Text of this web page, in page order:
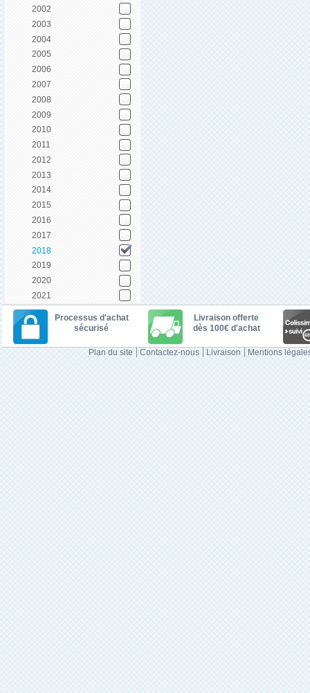
2002
2003
2004
2005
2006
2007
2008
2009
2010
2011
2012
2013
2014
2015
2016
2017
2018
2019
2020
2021
Processus d'achat
sécurisé
Livraison offerte
dès 100€ d'achat
Plan du site Contactez-nous Livraison Mentions